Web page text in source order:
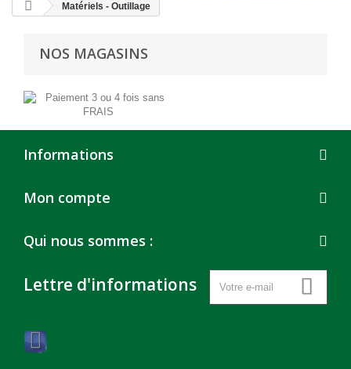
Matériels - Outillage
NOS MAGASINS
Informations
Mon compte
Qui nous sommes :
Lettre d'informations